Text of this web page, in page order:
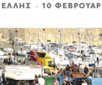
· 10